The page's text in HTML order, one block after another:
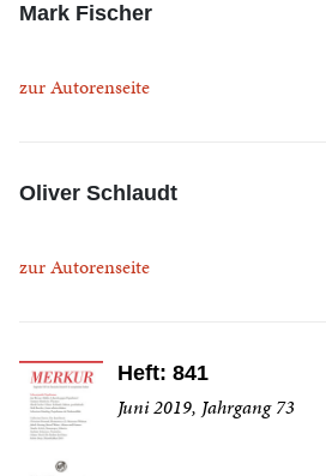
Mark Fischer
zur Autorenseite
Oliver Schlaudt
zur Autorenseite
Heft: 841
Juni 2019, Jahrgang 73